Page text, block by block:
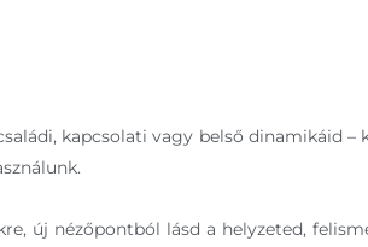
kapcsolati vagy belső dinamikáid
új nézőpontból lásd a helyzeted,